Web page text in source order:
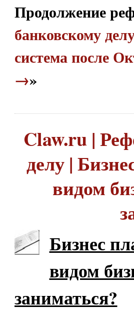
Продолжение
банковскому
система после
→»
Claw.ru |
делу |
видом
Бизнес
видом
заниматься?